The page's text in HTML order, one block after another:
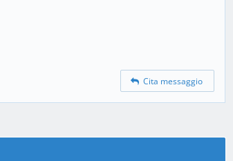
Cita messaggio